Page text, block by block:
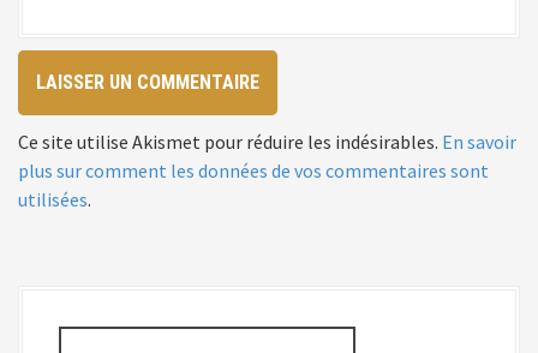
l
e
Ce site utilise Akismet pour réduire les indésirables. En savoir
plus sur comment les données de vos commentaires sont
utilisées.